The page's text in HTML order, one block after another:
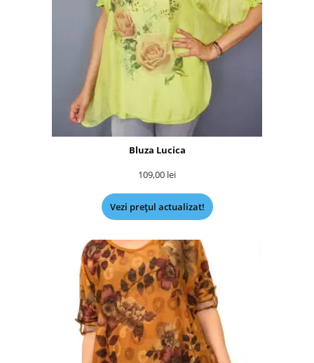
Bluza Lucica
109,00 lei
Vezi prețul actualizat!